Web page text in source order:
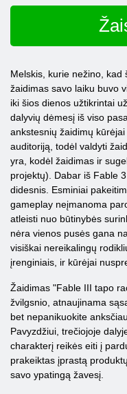
Melskis, kurie nežino, kad
žaidimas savo laiku buvo
iki šios dienos užtikrintai
dalyvių dėmesį iš viso
ankstesnių žaidimų
auditoriją, todėl valdyti
yra, kodėl žaidimas ir
projektų). Dabar iš Fable
didesnis. Esminiai
gameplay neįmanoma
atleisti nuo būtinybės
nėra vienos pusės gana
visiškai nereikalingų
įrenginiais, ir kūrėjai
Žaidimas "Fable III tapo
žvilgsnio, atnaujinama
bet nepanikuokite
Pavyzdžiui, trečiojoje
charakterį reikės eiti į
prakeiktas įprastą
savo ypatingą žavesį.